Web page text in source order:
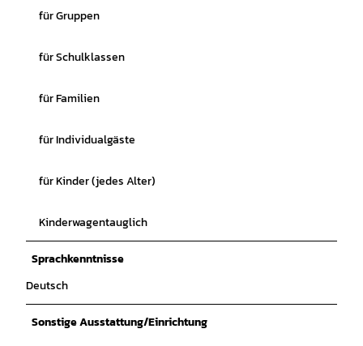
für Gruppen
für Schulklassen
für Familien
für Individualgäste
für Kinder (jedes Alter)
Kinderwagentauglich
Sprachkenntnisse
Deutsch
Sonstige Ausstattung/Einrichtung